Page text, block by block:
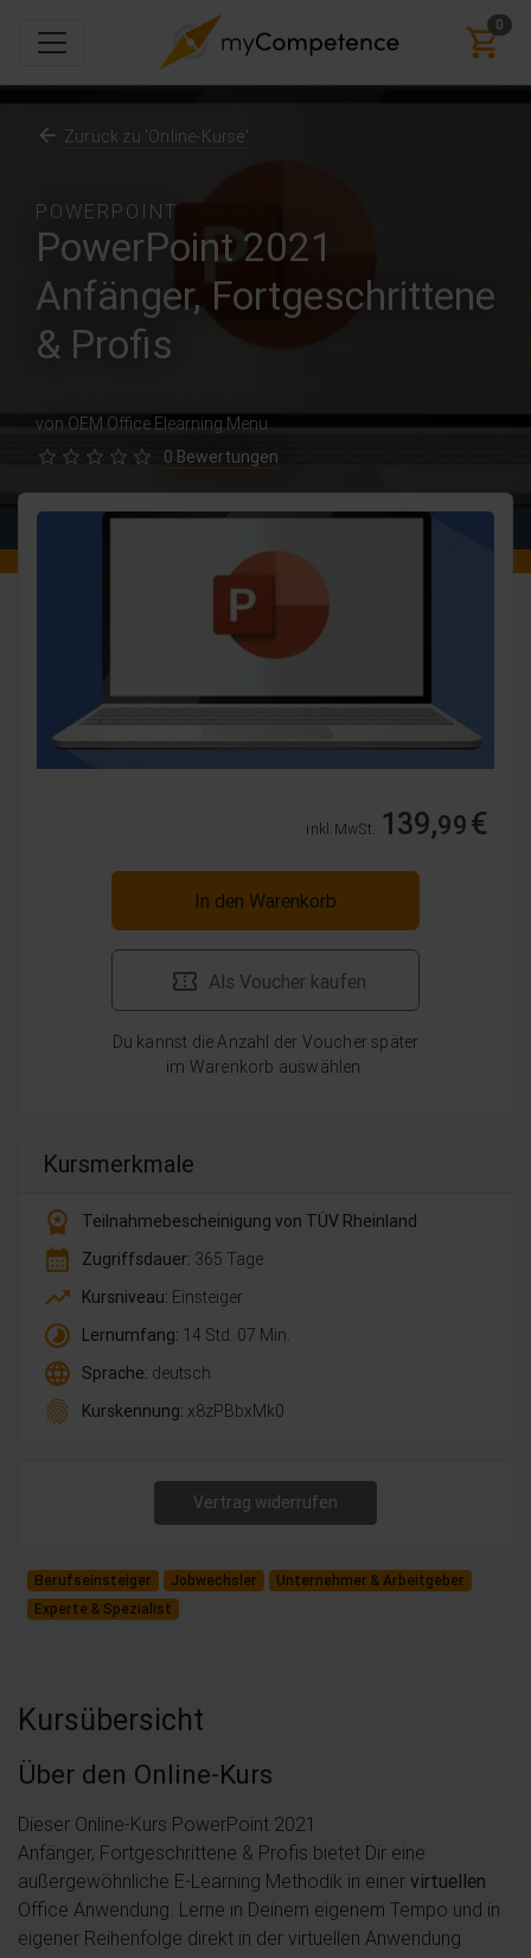
0
POWERPOINT
PowerPoint 2021
Anfänger, Fortgeschrittene
& Profis
von OEM Office Elearning Menu
0 Bewertungen
Zurück zu 'Online-Kurse'
inkl. MwSt. 139,99€
In den Warenkorb
Als Voucher kaufen
Du kannst die Anzahl der Voucher später
im Warenkorb auswählen.
Kursmerkmale
workspace_premium
Teilnahmebescheinigung von TÜV Rheinland
calendar_month Zugriffsdauer: 365 Tage
trending_up Kursniveau: Einsteiger
timelapse Lernumfang: 14 Std. 07 Min.
language Sprache: deutsch
fingerprint Kurskennung: x8zPBbxMk0
Vertrag widerrufen
Berufseinsteiger Jobwechsler
Unternehmer & Arbeitgeber
Experte & Spezialist
Kursübersicht
Über den Online-Kurs
Dieser Online-Kurs PowerPoint 2021
Anfänger, Fortgeschrittene & Profis bietet Dir eine
außergewöhnliche E-Learning Methodik in einer virtuellen
Office Anwendung. Lerne in Deinem eigenem Tempo und in
eigener Reihenfolge direkt in der virtuellen Anwendung